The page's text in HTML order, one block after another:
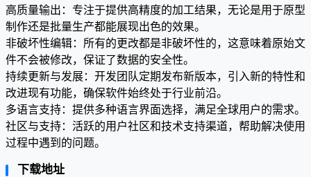
高质量输出：专注于提供高精度的加工结果，无论是用于原型
制作还是批量生产都能展现出色的效果。
非破坏性编辑：所有的更改都是非破坏性的，这意味着原始文
件不会被修改，保证了数据的安全性。
持续更新与发展：开发团队定期发布新版本，引入新的特性和
改进现有功能，确保软件始终处于行业前沿。
多语言支持：提供多种语言界面选择，满足全球用户的需求。
社区与支持：活跃的用户社区和技术支持渠道，帮助解决使用
过程中遇到的问题。
下载地址